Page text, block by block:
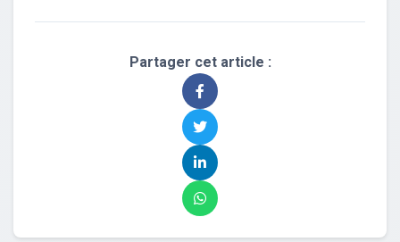
Partager cet article :